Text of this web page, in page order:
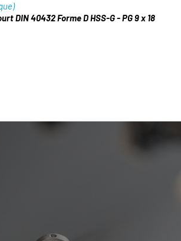
DIN 40432 Forme D HSS-G - PG 9 x 18